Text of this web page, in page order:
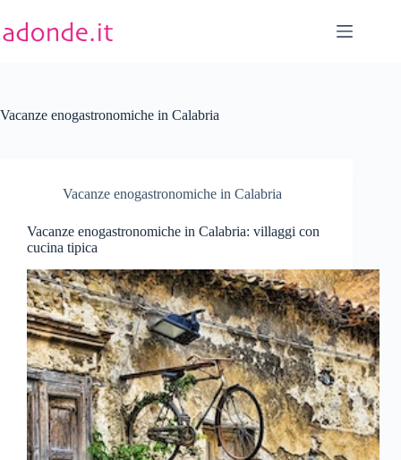
contenuto
Vacanze enogastronomiche in Calabria
Vacanze enogastronomiche in Calabria
Vacanze enogastronomiche in Calabria: villaggi con
cucina tipica